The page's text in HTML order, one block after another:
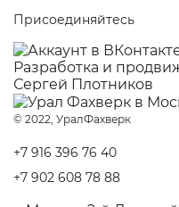
Присоединяйтесь
Разработка и
Сергей Плотников
© 2022, УралФахверк
+7 916 396 76 40
+7 902 608 78 88